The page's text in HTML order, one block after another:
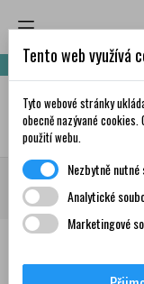
Nakupte za
Domů Ostatní produkty
Aurecon ušní svíčky
Tento web využívá
Tyto webové stránky
obecně nazývané
použití webu.
Nezbytně
Analytické
Marketingové